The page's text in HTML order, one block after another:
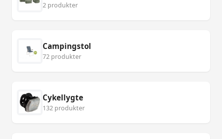
2 produkter
Campingstol
72 produkter
Cykellygte
132 produkter